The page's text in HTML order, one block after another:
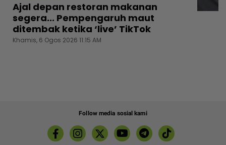
Ajal depan restoran makanan
segera... Pempengaruh maut
ditembak ketika ‘live’ TikTok
Khamis, 6 Ogos 2026 11:15 AM
Follow media sosial kami